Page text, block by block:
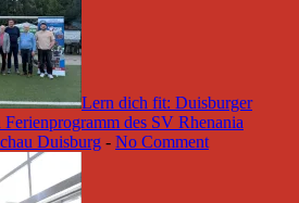
Lern dich fit: Duisburger
des SV Rhenania
Duisburg - No Comment